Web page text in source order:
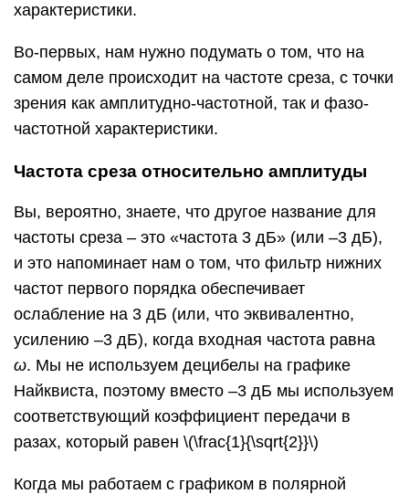
характеристики.
Во-первых, нам нужно подумать о том, что на
самом деле происходит на частоте среза, с точки
зрения как амплитудно-частотной, так и фазо-
частотной характеристики.
Частота среза относительно амплитуды
Вы, вероятно, знаете, что другое название для
частоты среза – это «частота 3 дБ» (или –3 дБ),
и это напоминает нам о том, что фильтр нижних
частот первого порядка обеспечивает
ослабление на 3 дБ (или, что эквивалентно,
усилению –3 дБ), когда входная частота равна
ω. Мы не используем децибелы на графике
Найквиста, поэтому вместо –3 дБ мы используем
соответствующий коэффициент передачи в
разах, который равен \(\frac{1}{\sqrt{2}}\)
Когда мы работаем с графиком в полярной